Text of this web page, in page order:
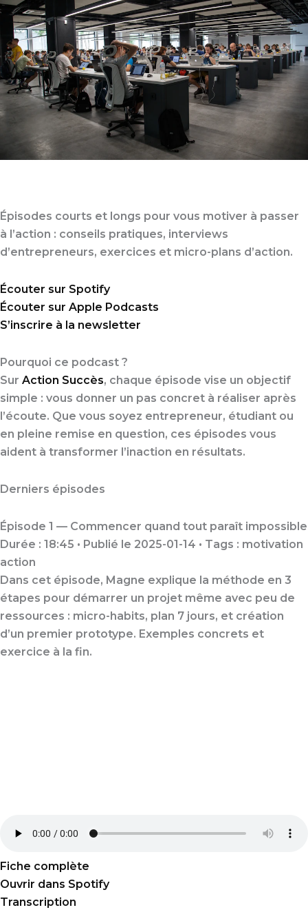
Épisodes courts et longs pour vous motiver à passer
à l’action : conseils pratiques, interviews
d’entrepreneurs, exercices et micro-plans d’action.
Écouter sur Spotify
Écouter sur Apple Podcasts
S’inscrire à la newsletter
Pourquoi ce podcast ?
Sur Action Succès, chaque épisode vise un objectif
simple : vous donner un pas concret à réaliser après
l’écoute. Que vous soyez entrepreneur, étudiant ou
en pleine remise en question, ces épisodes vous
aident à transformer l’inaction en résultats.
Derniers épisodes
Épisode 1 — Commencer quand tout paraît impossible
Durée : 18:45 • Publié le 2025-01-14 • Tags : motivation
action
Dans cet épisode, Magne explique la méthode en 3
étapes pour démarrer un projet même avec peu de
ressources : micro-habits, plan 7 jours, et création
d’un premier prototype. Exemples concrets et
exercice à la fin.
Fiche complète
Ouvrir dans Spotify
Transcription